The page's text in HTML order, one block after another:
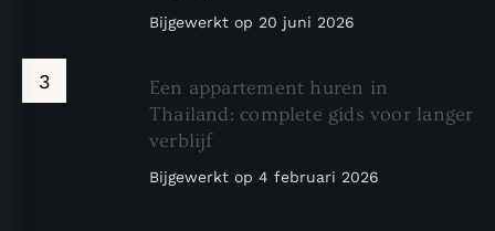
Bijgewerkt op 20 juni 2026
Een appartement huren in
Thailand: complete gids voor langer
verblijf
Bijgewerkt op 4 februari 2026